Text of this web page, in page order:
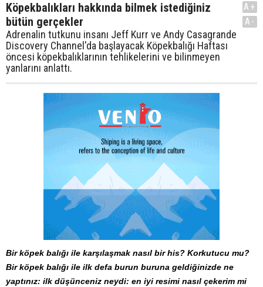
Köpekbalıkları hakkında bilmek istediğiniz
bütün gerçekler
Adrenalin tutkunu insanı Jeff Kurr ve Andy Casagrande
Discovery Channel'da başlayacak Köpekbalığı Haftası
öncesi köpekbalıklarının tehlikelerini ve bilinmeyen
yanlarını anlattı.
A+
A-
Bir köpek balığı ile karşılaşmak nasıl bir his? Korkutucu mu?
Bir köpek balığı ile ilk defa burun buruna geldiğinizde ne
yaptınız: ilk düşünceniz neydi: en iyi resimi nasıl çekerim mi